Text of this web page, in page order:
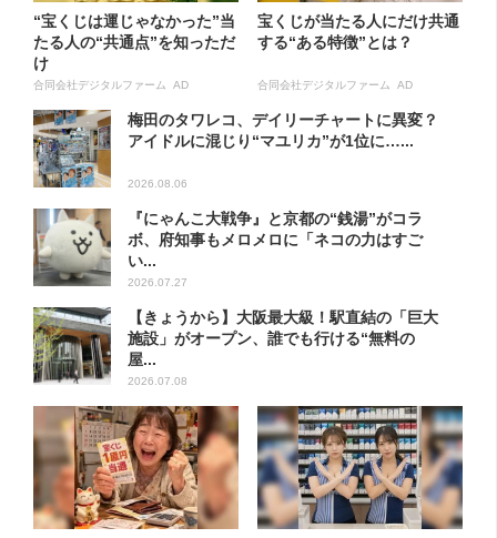
“宝くじは運じゃなかった”当
たる人の“共通点”を知っただ
け
合同会社デジタルファーム AD
宝くじが当たる人にだけ共通
する“ある特徴”とは？
合同会社デジタルファーム AD
梅田のタワレコ、デイリーチャートに異変？
アイドルに混じり“マユリカ”が1位に…...
2026.08.06
『にゃんこ大戦争』と京都の“銭湯”がコラ
ボ、府知事もメロメロに「ネコの力はすご
い...
2026.07.27
【きょうから】大阪最大級！駅直結の「巨大
施設」がオープン、誰でも行ける“無料の
屋...
2026.07.08